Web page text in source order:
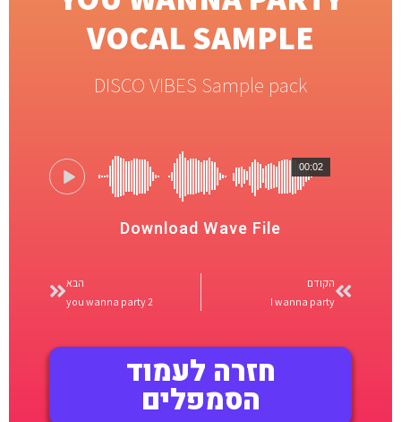
VOCAL SAMPLE
DISCO VIBES Sample pack
Download Wave File
00:02
הקודם
I wanna party
הבא
you wanna party 2
חזרה לעמוד
הסמפלים